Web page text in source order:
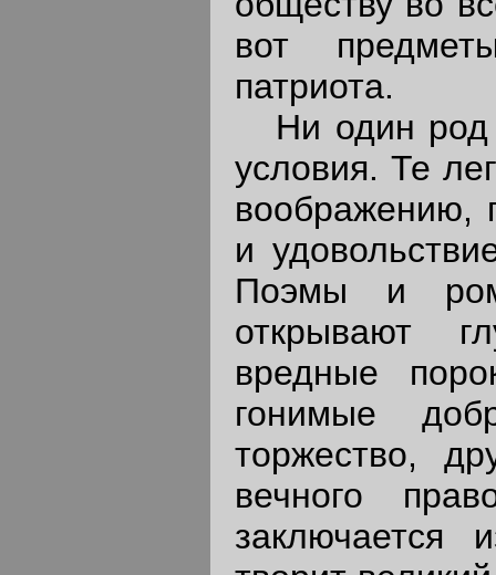
вот
патриота.
Ни один род
условия. Те
воображению,
и
Поэмы и
открывают
вредные
гонимые
торжество,
вечного
заключается